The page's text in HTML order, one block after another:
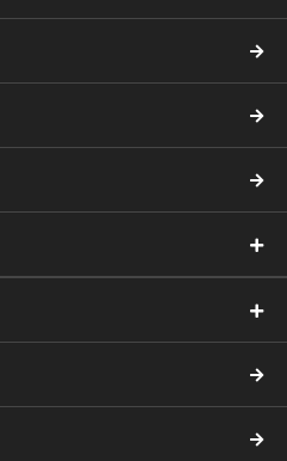
して適用される日本の法令、そ
上記各項目の内容を適宜見直
てまいります。
を行う際は、当社ホームページ
いただきます。
ホームページへのリンクが含ま